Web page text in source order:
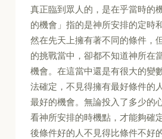
真正臨到眾人的，是在乎當時的
的機會」指的是神所安排的定時
然在先天上擁有著不同的條件，
的挑戰當中，卻都不知道神所在
機會。在這當中還是有很大的變
法確定，不見得擁有最好條件的
最好的機會。無論投入了多少的
看神所安排的時機點，才能夠確
後條件好的人不見得比條件不好